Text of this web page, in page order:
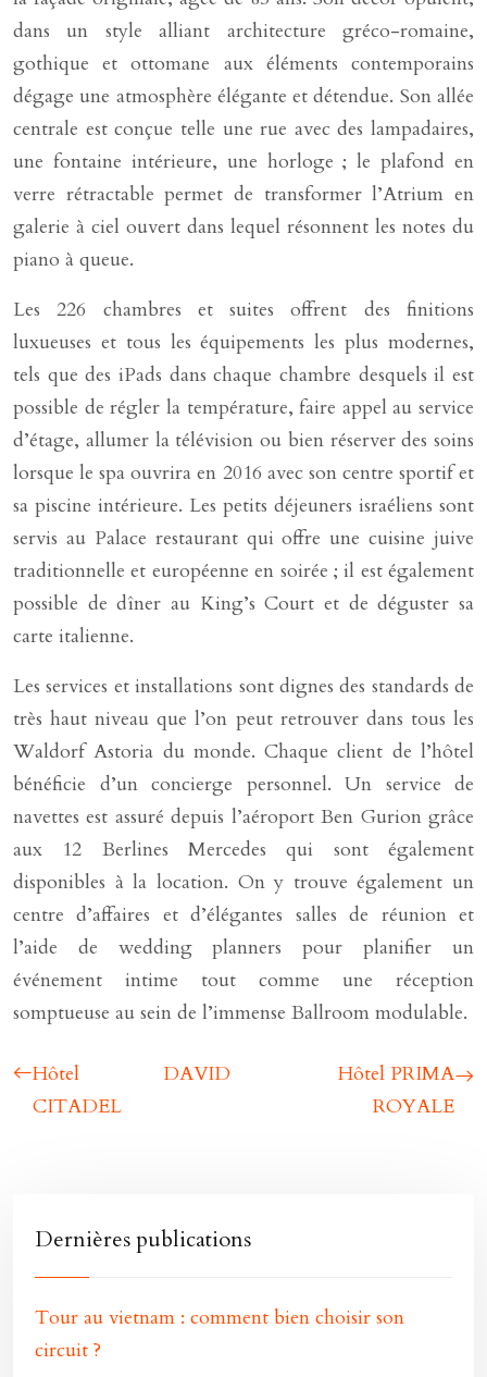
dans un style alliant architecture gréco-romaine,
gothique et ottomane aux éléments contemporains
dégage une atmosphère élégante et détendue. Son allée
centrale est conçue telle une rue avec des lampadaires,
une fontaine intérieure, une horloge ; le plafond en
verre rétractable permet de transformer l’Atrium en
galerie à ciel ouvert dans lequel résonnent les notes du
piano à queue.
Les 226 chambres et suites offrent des finitions
luxueuses et tous les équipements les plus modernes,
tels que des iPads dans chaque chambre desquels il est
possible de régler la température, faire appel au service
d’étage, allumer la télévision ou bien réserver des soins
lorsque le spa ouvrira en 2016 avec son centre sportif et
sa piscine intérieure. Les petits déjeuners israéliens sont
servis au Palace restaurant qui offre une cuisine juive
traditionnelle et européenne en soirée ; il est également
possible de dîner au King’s Court et de déguster sa
carte italienne.
Les services et installations sont dignes des standards de
très haut niveau que l’on peut retrouver dans tous les
Waldorf Astoria du monde. Chaque client de l’hôtel
bénéficie d’un concierge personnel. Un service de
navettes est assuré depuis l’aéroport Ben Gurion grâce
aux 12 Berlines Mercedes qui sont également
disponibles à la location. On y trouve également un
centre d’affaires et d’élégantes salles de réunion et
l’aide de wedding planners pour planifier un
événement intime tout comme une réception
somptueuse au sein de l’immense Ballroom modulable.
Hôtel DAVID
CITADEL
Hôtel PRIMA
ROYALE
Dernières publications
Tour au vietnam : comment bien choisir son
circuit ?